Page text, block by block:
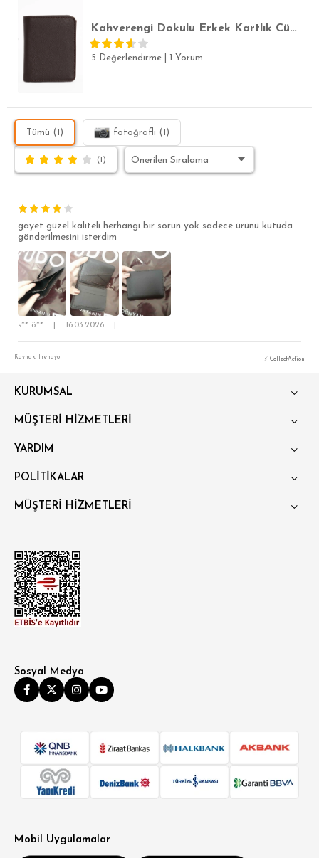
Kahverengi Dokulu Erkek Kartlık Cüzdan
5 Değerlendirme 1 Yorum
Tümü (1) fotoğraflı (1)
(1)
gayet güzel kaliteli herhangi bir sorun yok sadece ürünü kutuda
gönderilmesini isterdim
s** ö** 16.03.2026
Kaynak: Trendyol ⚡ CollectAction
KURUMSAL
MÜŞTERİ HİZMETLERİ
YARDIM
POLİTİKALAR
MÜŞTERİ HİZMETLERİ
Sosyal Medya
Mobil Uygulamalar